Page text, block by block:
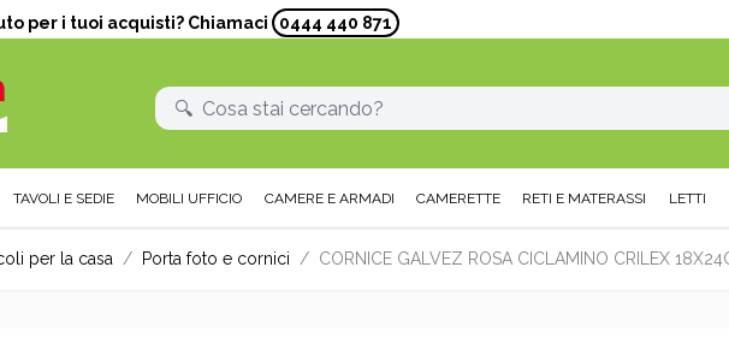
per i tuoi acquisti? Chiamaci 0444 440 871
TAVOLI E SEDIE MOBILI UFFICIO CAMERE E ARMADI CAMERETTE RETI E MATERASSI LETTI
per la casa / Porta foto e cornici / CORNICE GALVEZ ROSA CICLAMINO CRILEX